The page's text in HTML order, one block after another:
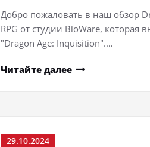
Добро пожаловать в наш обзор
RPG от студии BioWare, которая
"Dragon Age: Inquisition".…
Читайте далее
29.10.2024